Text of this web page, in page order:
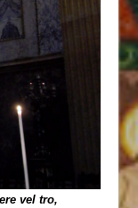
vel tro,